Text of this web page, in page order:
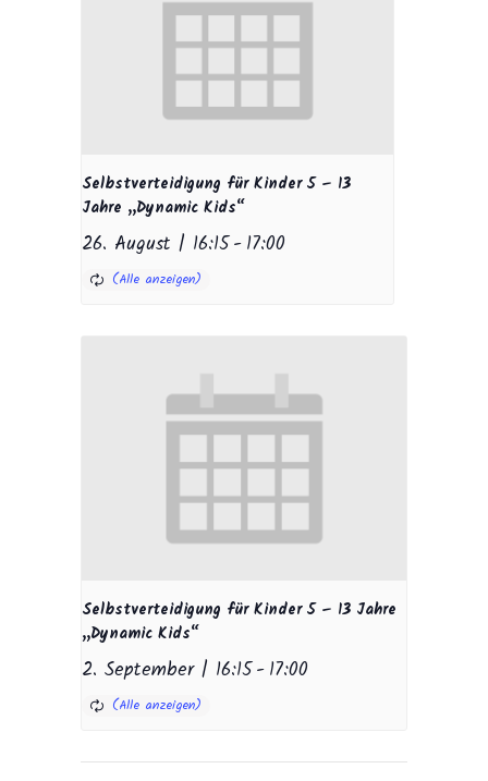
Selbstverteidigung für Kinder 5 – 13
Jahre „Dynamic Kids“
26. August | 16:15-17:00
Selbstverteidigung für Kinder 5 – 13 Jahre
„Dynamic Kids“
2. September | 16:15-17:00